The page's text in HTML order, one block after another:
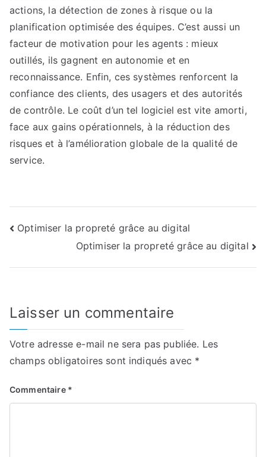
actions, la détection de zones à risque ou la
planification optimisée des équipes. C’est aussi un
facteur de motivation pour les agents : mieux
outillés, ils gagnent en autonomie et en
reconnaissance. Enfin, ces systèmes renforcent la
confiance des clients, des usagers et des autorités
de contrôle. Le coût d’un tel logiciel est vite amorti,
face aux gains opérationnels, à la réduction des
risques et à l’amélioration globale de la qualité de
service.
Navigation
Optimiser la propreté grâce au digital
Optimiser la propreté grâce au digital
Laisser un commentaire
Votre adresse e-mail ne sera pas publiée. Les
champs obligatoires sont indiqués avec *
Commentaire *